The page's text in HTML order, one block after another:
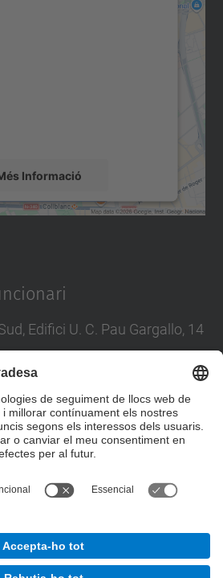
Informació
Accepta
Edifici U. C. Pau Gargallo, 14